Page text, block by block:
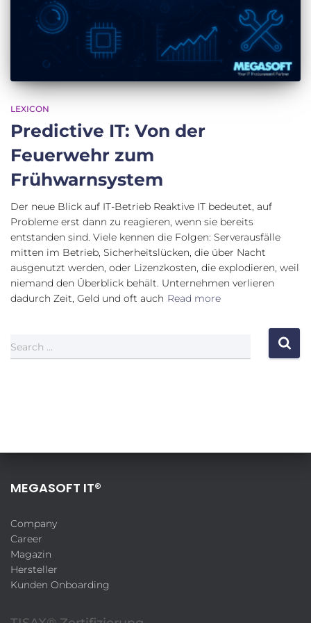
LEXICON
Predictive IT: Von der
Feuerwehr zum
Frühwarnsystem
Der neue Blick auf IT-Betrieb Reaktive IT bedeutet, auf
Probleme erst dann zu reagieren, wenn sie bereits
entstanden sind. Viele kennen die Folgen: Serverausfälle
mitten im Betrieb, Sicherheitslücken, die über Nacht
ausgenutzt werden, oder Lizenzkosten, die explodieren, weil
niemand den Überblick behält. Unternehmen verlieren
dadurch Zeit, Geld und oft auch Read more
Search …
MEGASOFT IT®
Company
Career
Magazin
Hersteller
Kunden Onboarding